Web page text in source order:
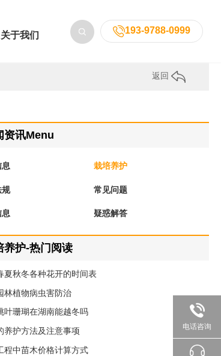
193-9788-0999
关于我们
电话咨询
返回
资讯Menu
栽培养护
规 常见问题
息 疑惑解答
养护-热门阅读
夏秋冬各种花开的时间表
林植物病虫害防治
叶珊瑚在湖南能越冬吗
养护方法及注意事项
程中苗木价格计算方式